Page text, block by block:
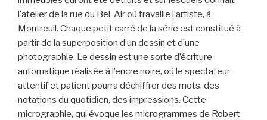
l’atelier de la rue du Bel-Air où travaille l’artiste, à
Montreuil. Chaque petit carré de la série est constitué à
partir de la superposition d’un dessin et d’une
photographie. Le dessin est une sorte d’écriture
automatique réalisée à l’encre noire, où le spectateur
attentif et patient pourra déchiffrer des mots, des
notations du quotidien, des impressions. Cette
micrographie, qui évoque les microgrammes de Robert